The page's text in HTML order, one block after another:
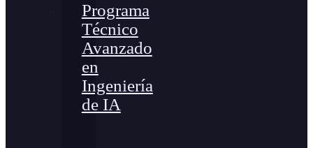
Programa
Técnico
Avanzado
en
Ingeniería
de IA